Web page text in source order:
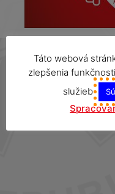
Táto webová
zlepšenia
služieb